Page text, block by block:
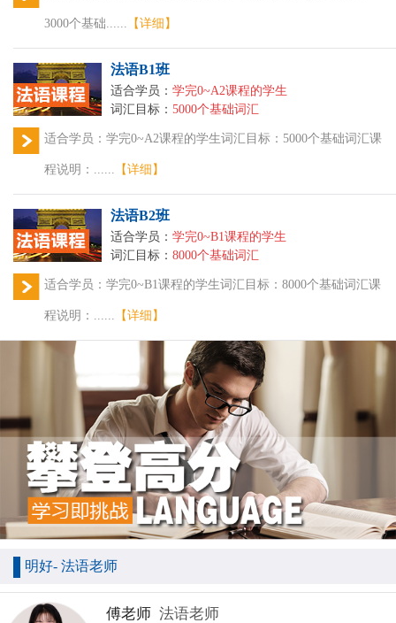
3000个基础...... 【详细】
法语B1班
适合学员： 学完0~A2课程的学生
词汇目标： 5000个基础词汇
适合学员：学完0~A2课程的学生词汇目标：5000个基础词汇课
程说明：...... 【详细】
法语B2班
适合学员： 学完0~B1课程的学生
词汇目标： 8000个基础词汇
适合学员：学完0~B1课程的学生词汇目标：8000个基础词汇课
程说明：...... 【详细】
明好- 法语老师
傅老师 法语老师